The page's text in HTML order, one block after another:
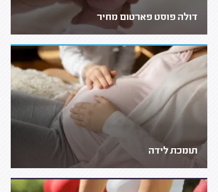
דולה פוסט פארטום מחיר
תומכת לידה